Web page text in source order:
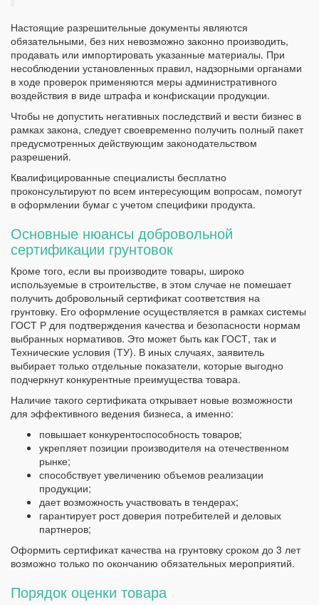
Настоящие разрешительные документы являются
обязательными, без них невозможно законно производить,
продавать или импортировать указанные материалы. При
несоблюдении установленных правил, надзорными органами
в ходе проверок применяются меры административного
воздействия в виде штрафа и конфискации продукции.
Чтобы не допустить негативных последствий и вести бизнес в
рамках закона, следует своевременно получить полный пакет
предусмотренных действующим законодательством
разрешений.
Квалифицированные специалисты бесплатно
проконсультируют по всем интересующим вопросам, помогут
в оформлении бумаг с учетом специфики продукта.
Основные нюансы добровольной
сертификации грунтовок
Кроме того, если вы производите товары, широко
используемые в строительстве, в этом случае не помешает
получить добровольный сертификат соответствия на
грунтовку. Его оформление осуществляется в рамках системы
ГОСТ Р для подтверждения качества и безопасности нормам
выбранных нормативов. Это может быть как ГОСТ, так и
Технические условия (ТУ). В иных случаях, заявитель
выбирает только отдельные показатели, которые выгодно
подчеркнут конкурентные преимущества товара.
Наличие такого сертификата открывает новые возможности
для эффективного ведения бизнеса, а именно:
повышает конкурентоспособность товаров;
укрепляет позиции производителя на отечественном
рынке;
способствует увеличению объемов реализации
продукции;
дает возможность участвовать в тендерах;
гарантирует рост доверия потребителей и деловых
партнеров;
Оформить сертификат качества на грунтовку сроком до 3 лет
возможно только по окончанию обязательных мероприятий.
Порядок оценки товара